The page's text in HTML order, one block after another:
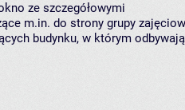
ze szczegółowymi
m.in. do strony grupy
budynku, w którym odbywają